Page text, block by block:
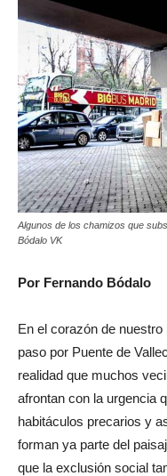
Algunos de los chamizos que
Bódalo VK
Por Fernando Bódalo
En el corazón de
paso por Puente de
realidad que muchos
afrontan con la urgencia
habitáculos precarios y
forman ya parte del
que la exclusión social